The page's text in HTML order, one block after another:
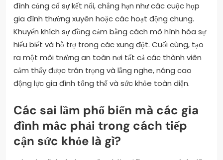
đình củng cố sự kết nối, chẳng hạn như các cuộc họp
gia đình thường xuyên hoặc các hoạt động chung.
Khuyến khích sự đồng cảm bằng cách mô hình hóa sự
hiểu biết và hỗ trợ trong các xung đột. Cuối cùng, tạo
ra một môi trường an toàn nơi tất cả các thành viên
cảm thấy được trân trọng và lắng nghe, nâng cao
động lực gia đình tổng thể và sức khỏe toàn diện.
Các sai lầm phổ biến mà các gia
đình mắc phải trong cách tiếp
cận sức khỏe là gì?